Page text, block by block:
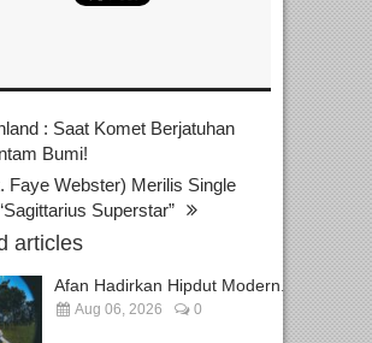
: Saat Komet Berjatuhan
Bumi!
Faye Webster) Merilis Single
Superstar”
articles
Afan Hadirkan Hipdut Modern...
Aug 06, 2026 0